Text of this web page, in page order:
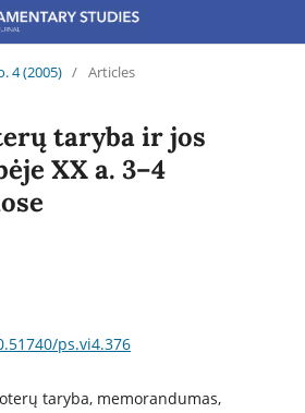
4 (2005) / Articles
taryba ir jos
XX a. 3–4
ps.vi4.376
taryba, memorandumas,